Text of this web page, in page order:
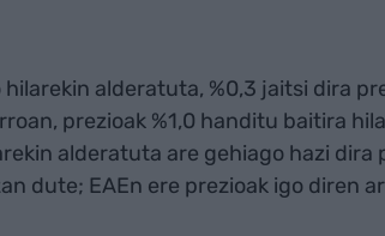
alderatuta, %0,3 jaitsi dira
prezioak %1,0 handitu baitira
alderatuta are gehiago hazi dira
dute; EAEn ere prezioak igo diren